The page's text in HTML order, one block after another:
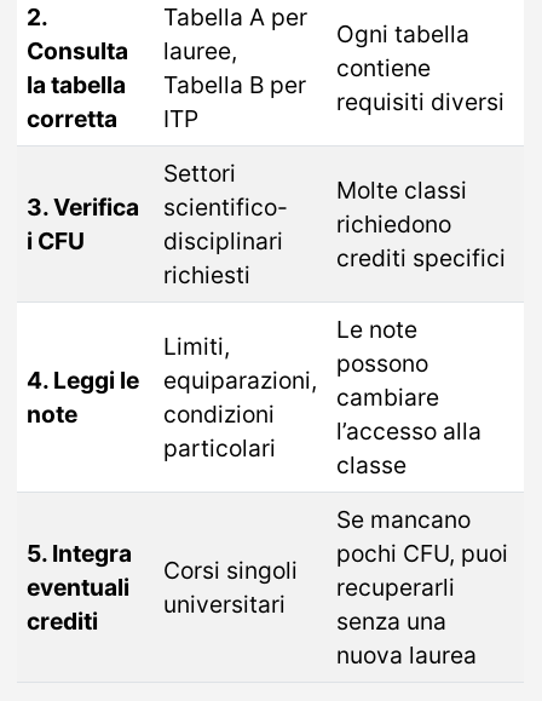
2.
Consulta
la tabella
corretta
Tabella A per
lauree,
Tabella B per
ITP
Ogni tabella
contiene
requisiti diversi
3. Verifica
i CFU
Settori
scientifico-
disciplinari
richiesti
Molte classi
richiedono
crediti specifici
4. Leggi le
note
Limiti,
equiparazioni,
condizioni
particolari
Le note
possono
cambiare
l’accesso alla
classe
5. Integra
eventuali
crediti
Corsi singoli
universitari
Se mancano
pochi CFU, puoi
recuperarli
senza una
nuova laurea